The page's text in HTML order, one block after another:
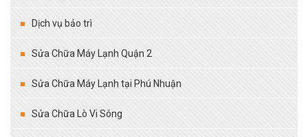
Dịch vụ bảo trì
Sửa Chữa Máy Lạnh Quận 2
Sửa Chữa Máy Lạnh tại Phú Nhuận
Sửa Chữa Lò Vi Sóng